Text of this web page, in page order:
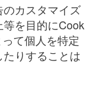
カスタマイズ
を目的にCook
て個人を特定
りすることは
報を配信中